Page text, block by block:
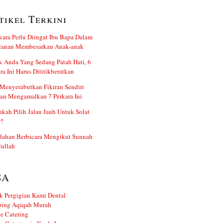
Terkini
Perlu Diingat Ibu Bapa Dalam
Membesarkan Anak-anak
Anda Yang Sedang Patah Hati, 6
Ini Harus Dititikberatkan
Fikiran Sendiri
Mengamalkan 7 Perkara Ini
Pilih Jalan Jauh Untuk Solat
Berbicara Mengikut Sunnah
Pergigian Kami Dental
Aqiqah Murah
Catering